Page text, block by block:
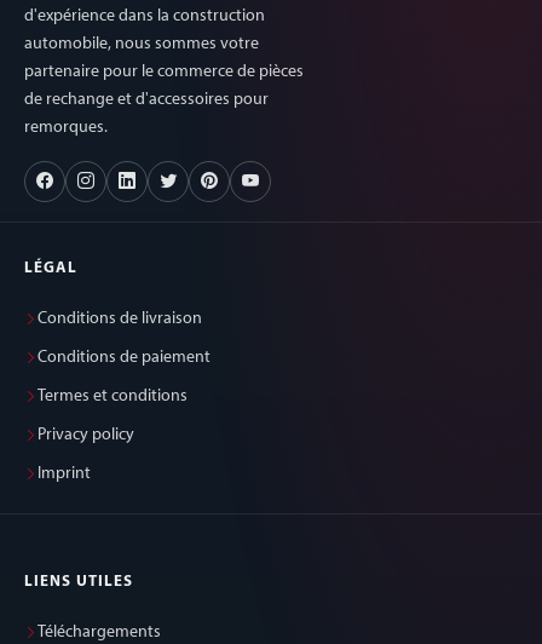
d'expérience dans la construction
automobile, nous sommes votre
partenaire pour le commerce de pièces
de rechange et d'accessoires pour
remorques.
LÉGAL
Conditions de livraison
Conditions de paiement
Termes et conditions
Privacy policy
Imprint
LIENS UTILES
Téléchargements